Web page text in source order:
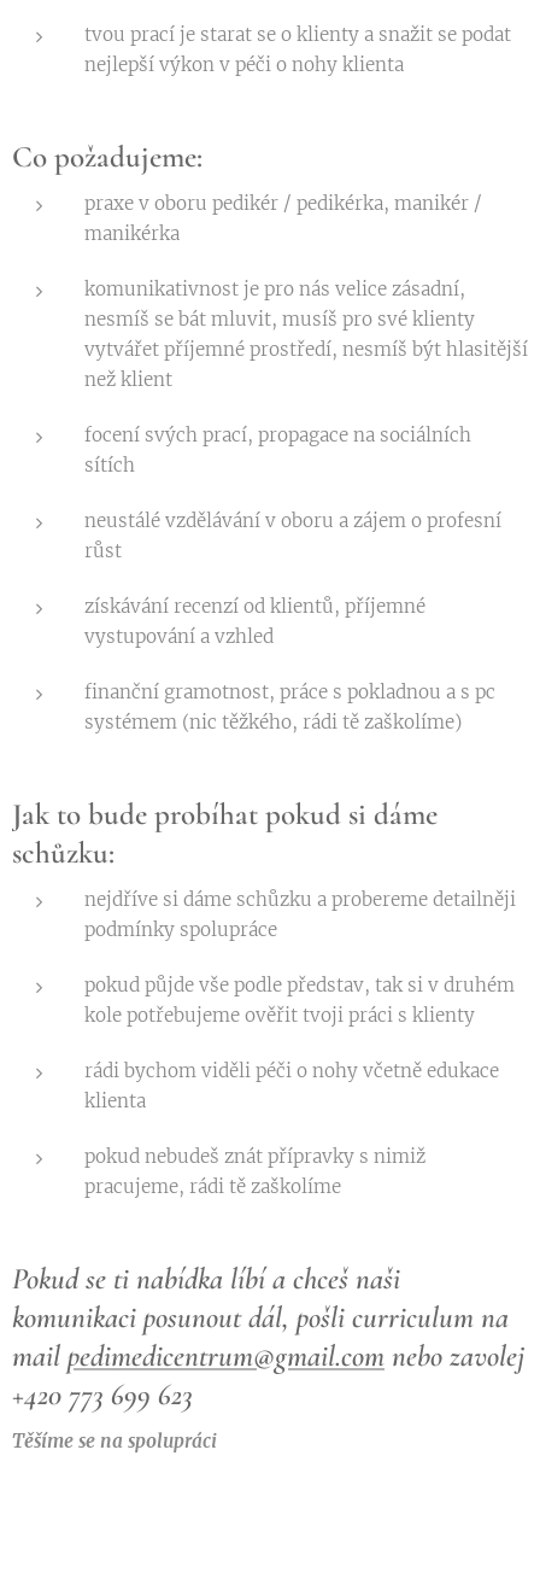
tvou prací je starat se o klienty a snažit se podat
nejlepší výkon v péči o nohy klienta
Co požadujeme:
praxe v oboru pedikér / pedikérka, manikér /
manikérka
komunikativnost je pro nás velice zásadní,
nesmíš se bát mluvit, musíš pro své klienty
vytvářet příjemné prostředí, nesmíš být hlasitější
než klient
focení svých prací, propagace na sociálních
sítích
neustálé vzdělávání v oboru a zájem o profesní
růst
získávání recenzí od klientů, příjemné
vystupování a vzhled
finanční gramotnost, práce s pokladnou a s pc
systémem (nic těžkého, rádi tě zaškolíme)
Jak to bude probíhat pokud si dáme
schůzku:
nejdříve si dáme schůzku a probereme detailněji
podmínky spolupráce
pokud půjde vše podle představ, tak si v druhém
kole potřebujeme ověřit tvoji práci s klienty
rádi bychom viděli péči o nohy včetně edukace
klienta
pokud nebudeš znát přípravky s nimiž
pracujeme, rádi tě zaškolíme
Pokud se ti nabídka líbí a chceš naši
komunikaci posunout dál, pošli curriculum na
mail pedimedicentrum@gmail.com nebo zavolej
+420 773 699 623
Těšíme se na spolupráci